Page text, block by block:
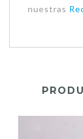
nuestras